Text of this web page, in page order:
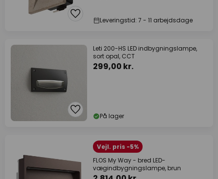
Leveringstid: 7 - 11 arbejdsdage
Leti 200-HS LED indbygningslampe,
sort opal, CCT
299,00 kr.
På lager
Vejl. pris -5%
FLOS My Way - bred LED-
vægindbygningslampe, brun